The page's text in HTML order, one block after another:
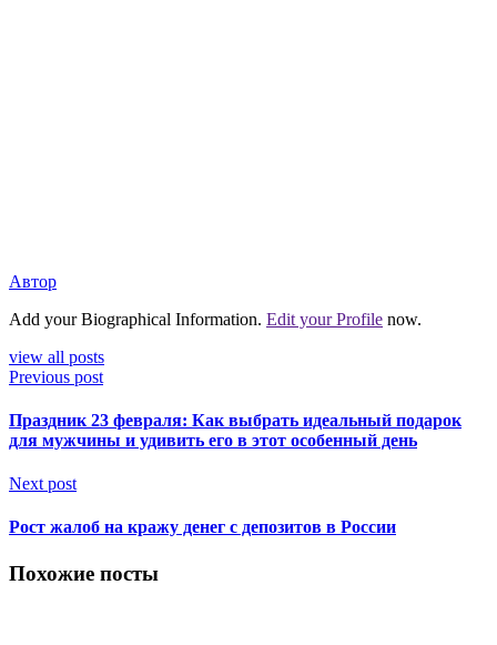
Автор
Add your Biographical Information. Edit your Profile now.
view all posts
Previous post
Праздник 23 февраля: Как выбрать идеальный подарок
для мужчины и удивить его в этот особенный день
Next post
Рост жалоб на кражу денег с депозитов в России
Похожие посты